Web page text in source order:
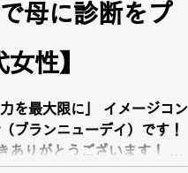
母に診断をプ
性】
を最大限に」 イメージコン
ブランニューデイ）です！
ありがとうございます！ パ